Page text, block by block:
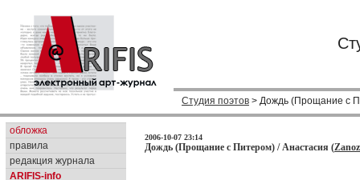
Студия поэтов > Дождь (Прощание с
обложка
правила
редакция журнала
ARIFIS-info
2006-10-07 23:14
Дождь (Прощание с Питером) / Анастасия (